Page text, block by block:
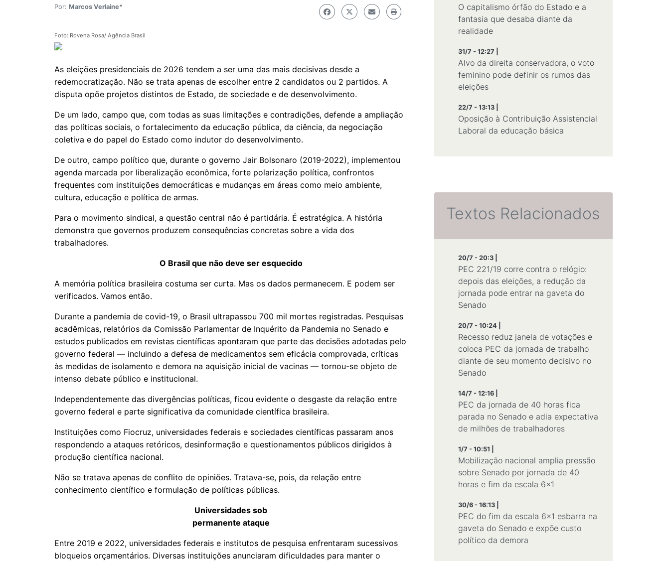
Por: Marcos Verlaine*
Foto: Rovena Rosa/ Agência Brasil
As eleições presidenciais de 2026 tendem a ser uma das mais decisivas desde a
redemocratização. Não se trata apenas de escolher entre 2 candidatos ou 2 partidos. A
disputa opõe projetos distintos de Estado, de sociedade e de desenvolvimento.
De um lado, campo que, com todas as suas limitações e contradições, defende a ampliação
das políticas sociais, o fortalecimento da educação pública, da ciência, da negociação
coletiva e do papel do Estado como indutor do desenvolvimento.
De outro, campo político que, durante o governo Jair Bolsonaro (2019-2022), implementou
agenda marcada por liberalização econômica, forte polarização política, confrontos
frequentes com instituições democráticas e mudanças em áreas como meio ambiente,
cultura, educação e política de armas.
Para o movimento sindical, a questão central não é partidária. É estratégica. A história
demonstra que governos produzem consequências concretas sobre a vida dos
trabalhadores.
O Brasil que não deve ser esquecido
A memória política brasileira costuma ser curta. Mas os dados permanecem. E podem ser
verificados. Vamos então.
Durante a pandemia de covid-19, o Brasil ultrapassou 700 mil mortes registradas. Pesquisas
acadêmicas, relatórios da Comissão Parlamentar de Inquérito da Pandemia no Senado e
estudos publicados em revistas científicas apontaram que parte das decisões adotadas pelo
governo federal — incluindo a defesa de medicamentos sem eficácia comprovada, críticas
às medidas de isolamento e demora na aquisição inicial de vacinas — tornou-se objeto de
intenso debate público e institucional.
Independentemente das divergências políticas, ficou evidente o desgaste da relação entre
governo federal e parte significativa da comunidade científica brasileira.
Instituições como Fiocruz, universidades federais e sociedades científicas passaram anos
respondendo a ataques retóricos, desinformação e questionamentos públicos dirigidos à
produção científica nacional.
Não se tratava apenas de conflito de opiniões. Tratava-se, pois, da relação entre
conhecimento científico e formulação de políticas públicas.
Universidades sob
permanente ataque
Entre 2019 e 2022, universidades federais e institutos de pesquisa enfrentaram sucessivos
bloqueios orçamentários. Diversas instituições anunciaram dificuldades para manter o
O capitalismo órfão do Estado e a
fantasia que desaba diante da
realidade
31/7 - 12:27 |
Alvo da direita conservadora, o voto
feminino pode definir os rumos das
eleições
22/7 - 13:13 |
Oposição à Contribuição Assistencial
Laboral da educação básica
Textos Relacionados
20/7 - 20:3 |
PEC 221/19 corre contra o relógio:
depois das eleições, a redução da
jornada pode entrar na gaveta do
Senado
20/7 - 10:24 |
Recesso reduz janela de votações e
coloca PEC da jornada de trabalho
diante de seu momento decisivo no
Senado
14/7 - 12:16 |
PEC da jornada de 40 horas fica
parada no Senado e adia expectativa
de milhões de trabalhadores
1/7 - 10:51 |
Mobilização nacional amplia pressão
sobre Senado por jornada de 40
horas e fim da escala 6×1
30/6 - 16:13 |
PEC do fim da escala 6x1 esbarra na
gaveta do Senado e expõe custo
político da demora